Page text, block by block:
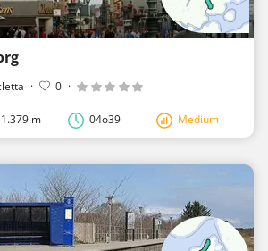
· 0 ·
1.379 m 04o39 Medium